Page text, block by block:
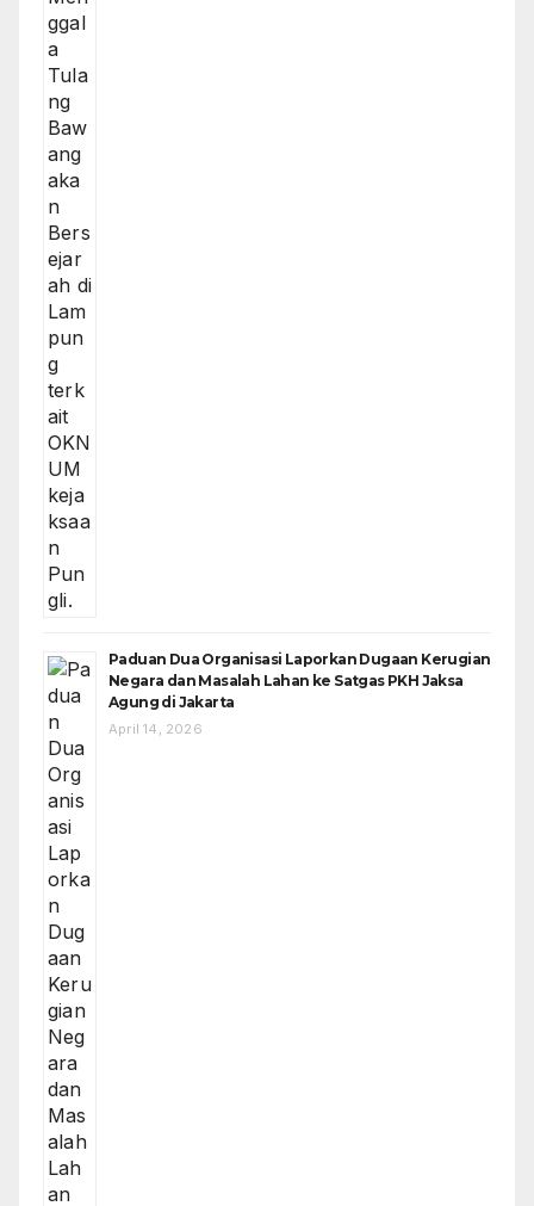
Paduan Dua Organisasi Laporkan Dugaan Kerugian
Negara dan Masalah Lahan ke Satgas PKH Jaksa
Agung di Jakarta
April 14, 2026